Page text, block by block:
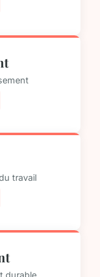
travail
durable